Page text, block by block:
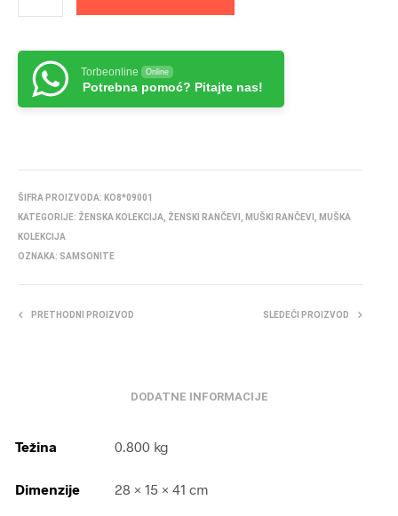
Torbeonline Online
Potrebna pomoć? Pitajte nas!
ŠIFRA PROIZVODA: KO8*09001
KATEGORIJE: ŽENSKA KOLEKCIJA ŽENSKI RANČEVI MUŠKI RANČEVI
MUŠKA
KOLEKCIJA
OZNAKA: SAMSONITE
PRETHODNI PROIZVOD SLEDEĆI PROIZVOD
DODATNE INFORMACIJE
Težina 0.800 kg
Dimenzije 28 × 15 × 41 cm